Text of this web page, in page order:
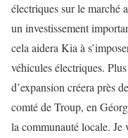
électriques sur le marché
un investissement
cela aidera Kia à
véhicules électriques.
d’expansion créera près
comté de Troup, en
la communauté locale.